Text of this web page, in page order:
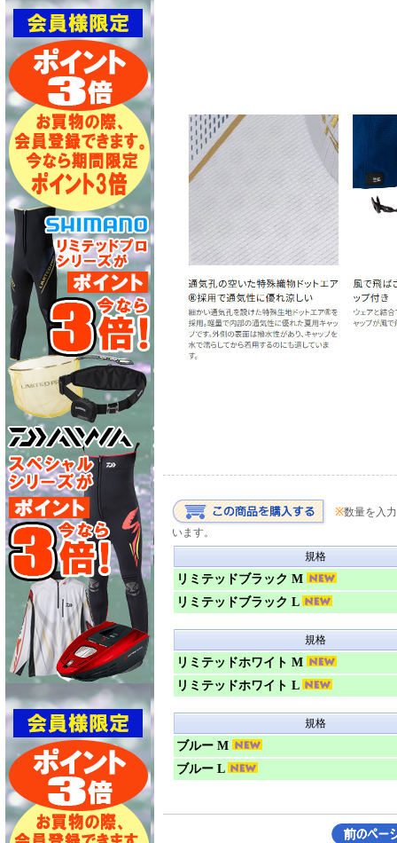
※数量を入
います。
規格
リミテッドブラック M
リミテッドブラック L
規格
リミテッドホワイト M
リミテッドホワイト L
規格
ブルー M
ブルー L